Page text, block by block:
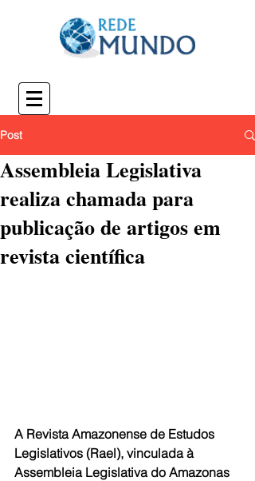
Post
Assembleia Legislativa
realiza chamada para
publicação de artigos em
revista científica
A Revista Amazonense de Estudos
Legislativos (Rael), vinculada à
Assembleia Legislativa do Amazonas